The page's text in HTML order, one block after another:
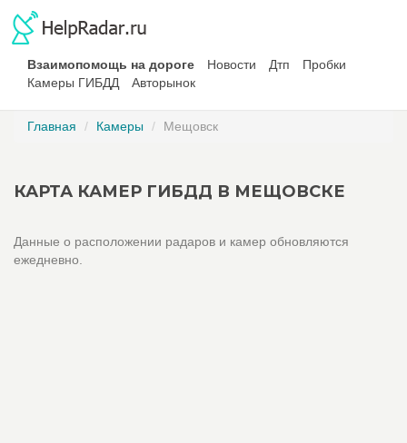
Взаимопомощь на дороге Новости Дтп
Пробки
Камеры ГИБДД
Авторынок
Главная Камеры Мещовск
КАРТА КАМЕР ГИБДД В МЕЩОВСКЕ
Данные о расположении радаров и камер обновляются
ежедневно.